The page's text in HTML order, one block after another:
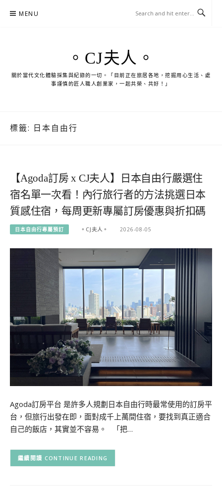
MENU
。CJ夫人。
關於當代文化體驗採集與紀錄的一切。「目前正在旅居各地，挖掘用心生活、處
事謹慎的匠人職人創業家，一起共榮、共好！」
標籤: 日本自由行
【Agoda訂房 x CJ夫人】日本自由行嚴選住
宿名單一次看！內行旅行者的方法挑選日本
質感住宿，每周更新專屬訂房優惠與折扣碼
日本自由行專屬預訂 。CJ夫人。 2026-08-05
Agoda訂房平台 是許多人規劃日本自由行時最常使用的訂房平
台，但旅行出發在即，面對成千上萬間住宿，要找到真正適合
自己的飯店，其實並不容易。 「把…
CONTINUE READING